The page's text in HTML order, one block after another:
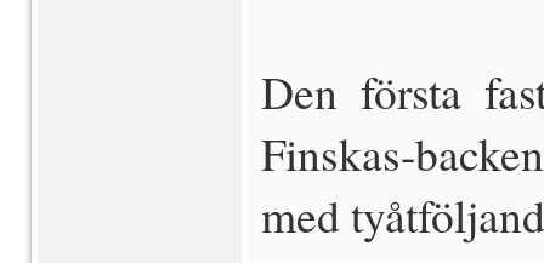
Den första
Finskas-
med